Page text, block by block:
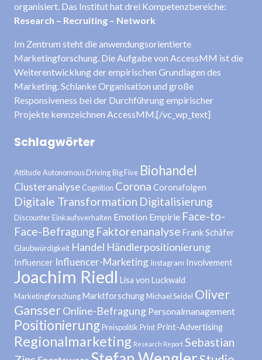
organisiert. Das Institut hat drei Kompetenzbereiche:
Research – Recruiting – Network
Im Zentrum steht die anwendungsorientierte
Marketingforschung. Die Aufgabe von AccessMM ist die
Weiterentwicklung der empirischen Grundlagen des
Marketing. Schlanke Organisation und große
Responsiveness bei der Durchführung empirischer
Projekte kennzeichnen AccessMM.[/vc_wp_text]
Schlagwörter
AttitudeAutonomous Driving Big Five Biohandel
Clusteranalyse Cognition Corona Coronafolgen
Digitale Transformation Digitalisierung
Discounter Einkaufsverhalten Emotion Empirie Face-to-
Face-Befragung Faktorenanalyse Frank Schäfer
Glaubwürdigkeit Handel Händlerpositionierung
Influencer Influencer-Marketing Instagram Involvement
Joachim Riedl Lisa von Luckwald
MarketingforschungMarktforschung Michael Seidel Oliver
GansserOnline-Befragung Personalmanagement
Positionierung Preispolitik Print Print-Advertising
Regionalmarketing Research Report Sebastian